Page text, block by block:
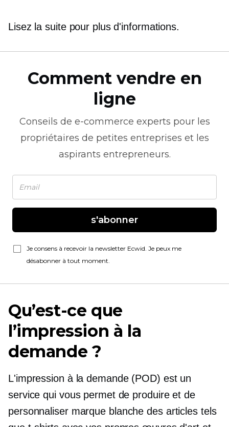
Lisez la suite pour plus d'informations.
Comment vendre en
ligne
Conseils de e-commerce experts pour les
propriétaires de petites entreprises et les
aspirants entrepreneurs.
s'abonner
Je consens à recevoir la newsletter Ecwid. Je peux me
désabonner à tout moment.
Qu’est-ce que
l’impression à la
demande ?
L'impression à la demande (POD) est un
service qui vous permet de produire et de
personnaliser marque blanche des articles tels